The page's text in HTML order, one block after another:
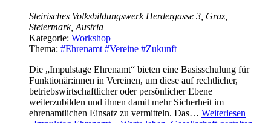
Steirisches Volksbildungswerk Herdergasse 3, Graz,
Steiermark, Austria
Kategorie: Workshop
Thema: #Ehrenamt #Vereine #Zukunft
Die „Impulstage Ehrenamt“ bieten eine Basisschulung für
Funktionär:innen in Vereinen, um diese auf rechtlicher,
betriebswirtschaftlicher oder persönlicher Ebene
weiterzubilden und ihnen damit mehr Sicherheit im
ehrenamtlichen Einsatz zu vermitteln. Das… Weiterlesen